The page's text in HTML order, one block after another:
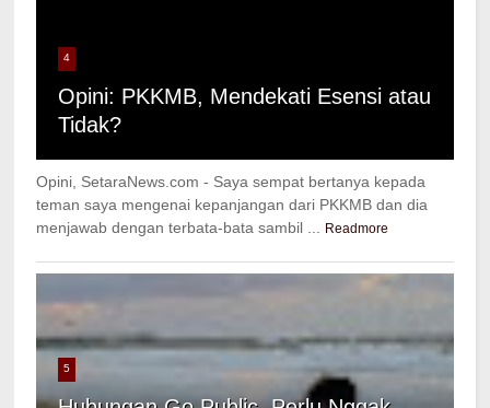
4
Opini: PKKMB, Mendekati Esensi atau
Tidak?
Opini, SetaraNews.com - Saya sempat bertanya kepada
teman saya mengenai kepanjangan dari PKKMB dan dia
menjawab dengan terbata-bata sambil ...
Readmore
5